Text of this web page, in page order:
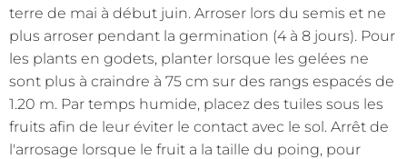
terre de mai à début juin. Arroser lors du semis et ne
plus arroser pendant la germination (4 à 8 jours). Pour
les plants en godets, planter lorsque les gelées ne
sont plus à craindre à 75 cm sur des rangs espacés de
1.20 m. Par temps humide, placez des tuiles sous les
fruits afin de leur éviter le contact avec le sol. Arrêt de
l'arrosage lorsque le fruit a la taille du poing, pour